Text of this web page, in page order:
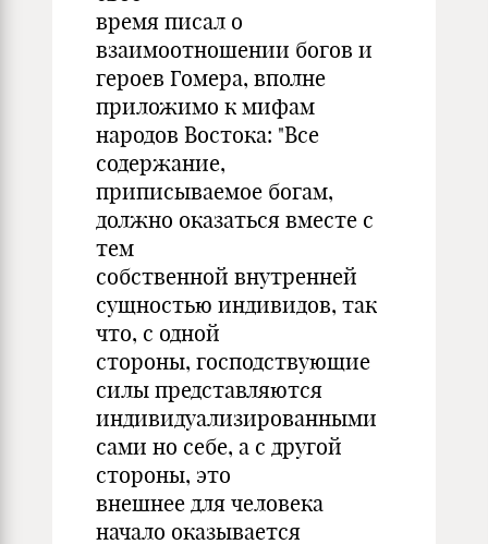
время писал о
взаимоотношении богов и
героев Гомера, вполне
приложимо к мифам
народов Востока: "Все
содержание,
приписываемое богам,
должно оказаться вместе с
тем
собственной внутренней
сущностью индивидов, так
что, с одной
стороны, господствующие
силы представляются
индивидуализированными
сами но себе, а с другой
стороны, это
внешнее для человека
начало оказывается